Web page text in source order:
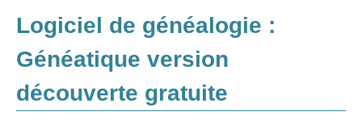
Logiciel de généalogie :
Généatique version
découverte gratuite